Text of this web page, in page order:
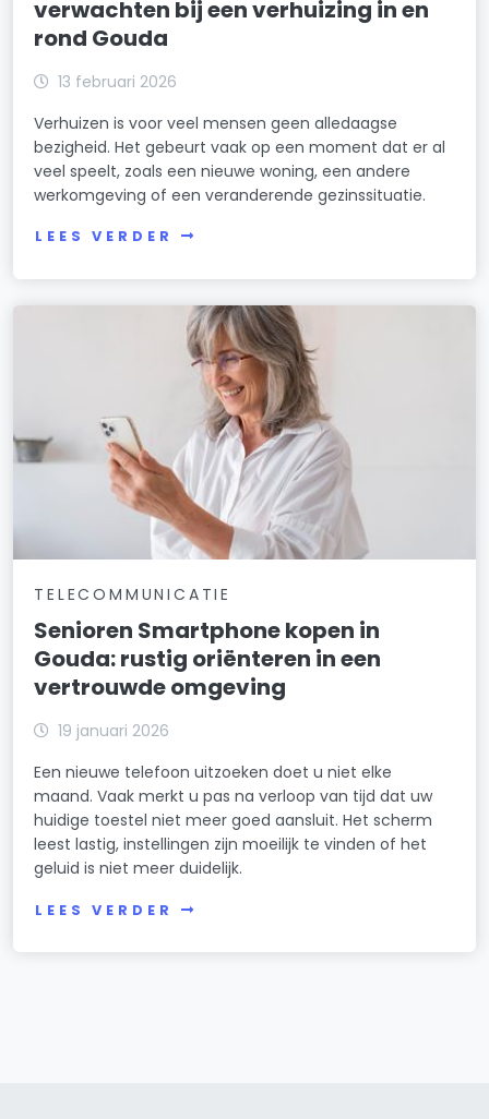
verwachten bij een verhuizing in en
rond Gouda
13 februari 2026
Verhuizen is voor veel mensen geen alledaagse
bezigheid. Het gebeurt vaak op een moment dat er al
veel speelt, zoals een nieuwe woning, een andere
werkomgeving of een veranderende gezinssituatie.
LEES VERDER
TELECOMMUNICATIE
Senioren Smartphone kopen in
Gouda: rustig oriënteren in een
vertrouwde omgeving
19 januari 2026
Een nieuwe telefoon uitzoeken doet u niet elke
maand. Vaak merkt u pas na verloop van tijd dat uw
huidige toestel niet meer goed aansluit. Het scherm
leest lastig, instellingen zijn moeilijk te vinden of het
geluid is niet meer duidelijk.
LEES VERDER